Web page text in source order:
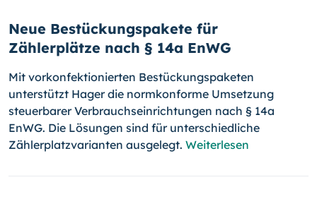
Neue Bestückungspakete für
Zählerplätze nach § 14a EnWG
Mit vorkonfektionierten Bestückungspaketen
unterstützt Hager die normkonforme Umsetzung
steuerbarer Verbrauchseinrichtungen nach § 14a
EnWG. Die Lösungen sind für unterschiedliche
Zählerplatzvarianten ausgelegt. Weiterlesen